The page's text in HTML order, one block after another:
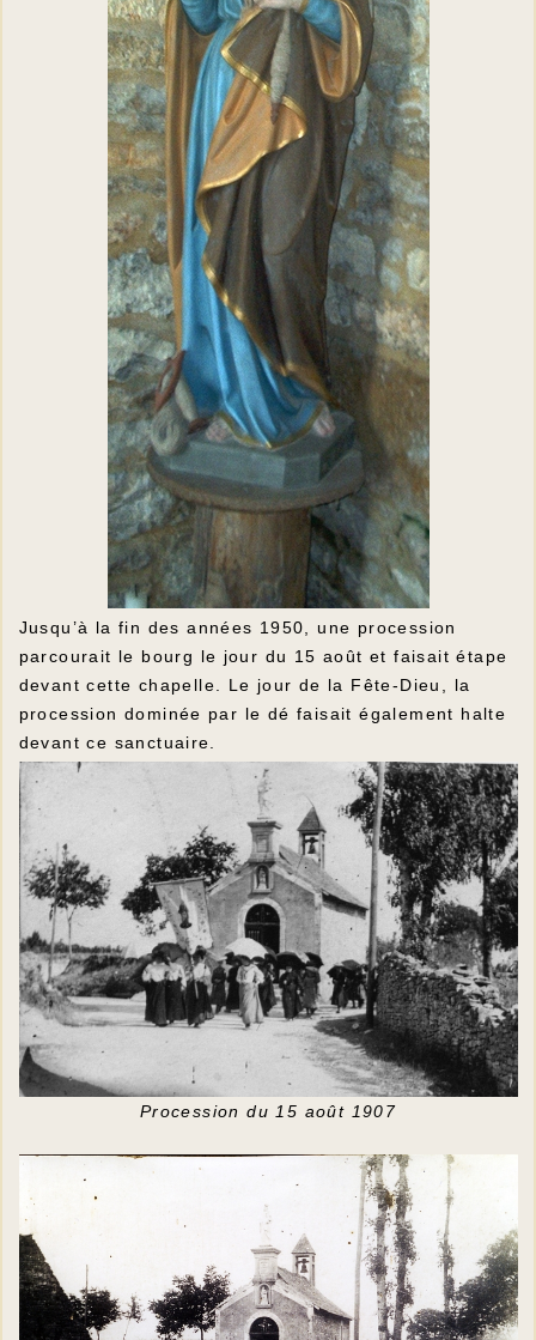
Jusqu’à la fin des années 1950, une procession
parcourait le bourg le jour du 15 août et faisait étape
devant cette chapelle. Le jour de la Fête-Dieu, la
procession dominée par le dé faisait également halte
devant ce sanctuaire.
Procession du 15 août 1907